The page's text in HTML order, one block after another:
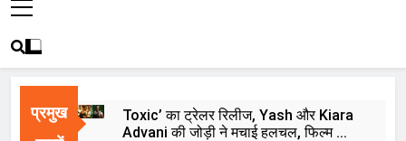
प्रमुख
Toxic’ का ट्रेलर रिलीज, Yash और Kiara
Advani की जोड़ी ने मचाई हलचल, फिल्म को